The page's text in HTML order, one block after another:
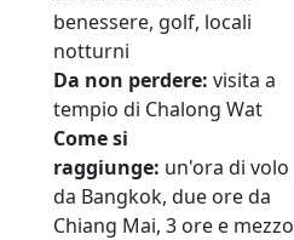
benessere, golf, locali
notturni
Da non perdere: visita a
tempio di Chalong Wat
Come si
raggiunge: un'ora di volo
da Bangkok, due ore da
Chiang Mai, 3 ore e mezzo